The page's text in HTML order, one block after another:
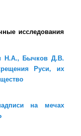
исследования
Н.А., Бычков Д.В.
Руси, их
на мечах